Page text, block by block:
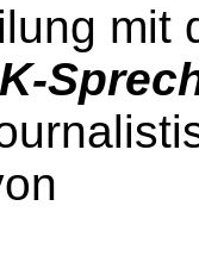
mit